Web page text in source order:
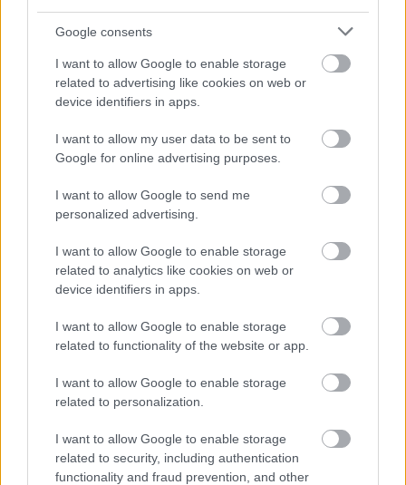
Google consents
I want to allow Google to enable storage
related to advertising like cookies on web or
device identifiers in apps.
I want to allow my user data to be sent to
Google for online advertising purposes.
I want to allow Google to send me
personalized advertising.
I want to allow Google to enable storage
related to analytics like cookies on web or
device identifiers in apps.
I want to allow Google to enable storage
related to functionality of the website or app.
I want to allow Google to enable storage
related to personalization.
I want to allow Google to enable storage
related to security, including authentication
functionality and fraud prevention, and other
határátkelőt nem is, de egy közös kémszervezetet
csak összehozott Tokió és Budapest. Az "5000 éves
közös múltra" hivatkozva nagyszabású épületeket is
terveztek a budai oldalra. Egy Koppányra
keresztelt…
A szerb Manhattan ocsmányságai az
donkanyar•2011. május 08.
Jelenleg 400 ezer ember él az egykori magyar-szerb
határsávon felépített Duna-parti városban. Új-
Belgrád a mai napig a Balkán félsziget legnagyobb
lakótelepe. A "szerb New York" Josip Broz Tito nélkül
sohasem épült volna fel. A szerb sas megtöri…